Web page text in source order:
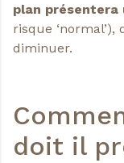
plan présentera
risque ‘normal’),
diminuer.
doit il